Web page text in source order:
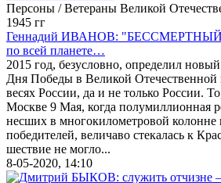
Персоны / Ветераны Великой
1945 гг
Геннадий ИВАНОВ:
по всей планете…
2015 год, безусловно, определил
Дня Победы в Великой Отечественной
весях России, да и не только России.
Москве 9 Мая, когда полумиллионная
несших в многокилометровой колонне
победителей, величаво стекалась к
шествие не могло...
8-05-2020, 14:10